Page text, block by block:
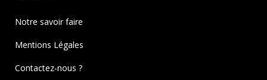
Notre savoir faire
Mentions Légales
Contactez-nous ?